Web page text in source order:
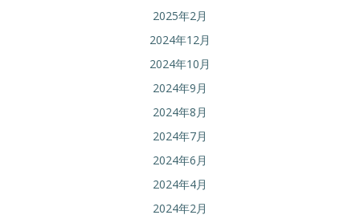
2025年2月
2024年12月
2024年10月
2024年9月
2024年8月
2024年7月
2024年6月
2024年4月
2024年2月